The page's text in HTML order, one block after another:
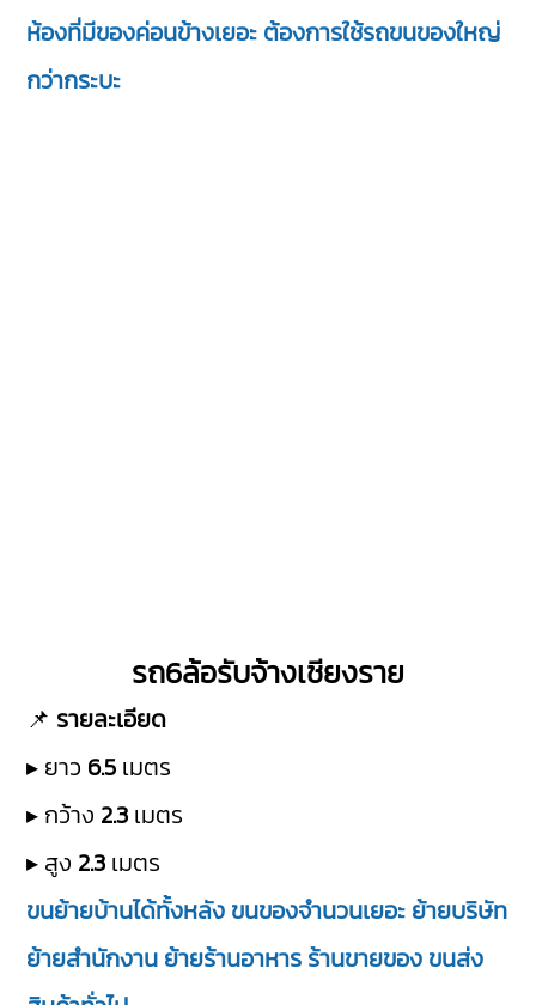
ห้องที่มีของค่อนข้างเยอะ ต้องการใช้รถขนของใหญ่
กว่ากระบะ
รถ6ล้อรับจ้างเชียงราย
📌 รายละเอียด
▸ ยาว 6.5 เมตร
▸ กว้าง 2.3 เมตร
▸ สูง 2.3 เมตร
ขนย้ายบ้านได้ทั้งหลัง ขนของจำนวนเยอะ ย้ายบริษัท
ย้ายสำนักงาน ย้ายร้านอาหาร ร้านขายของ ขนส่ง